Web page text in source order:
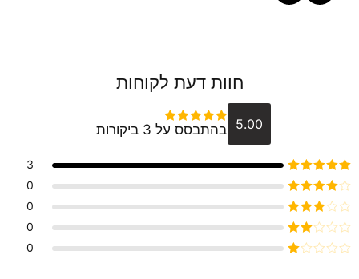
חוות דעת לקוחות
5.00 דורג 5מתוך 5
בהתבסס על 3 ביקורות
דורג5מתוך 5
3
דורג4
מתוך 5
0
דורג3
מתוך 5
0
דורג
2
0
0